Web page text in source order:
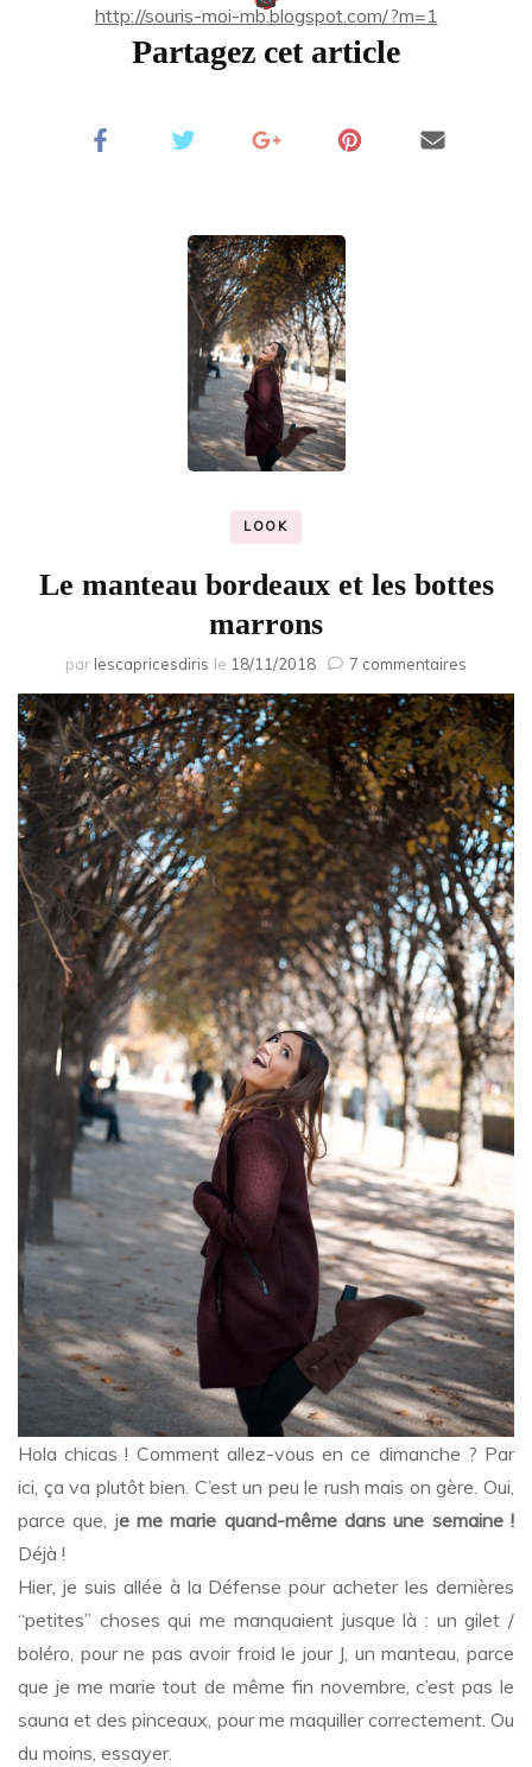
http://souris-moi-mb.blogspot.com/?m=1
Partagez cet article
LOOK
Le manteau bordeaux et les bottes
marrons
par lescapricesdiris le 18/11/2018 7 commentaires
et
les
bottes
marrons
Hola chicas ! Comment allez-vous en ce dimanche ? Par
ici, ça va plutôt bien. C’est un peu le rush mais on gère. Oui,
parce que, je me marie quand-même dans une semaine !
Déjà !
Hier, je suis allée à la Défense pour acheter les dernières
“petites” choses qui me manquaient jusque là : un gilet /
boléro, pour ne pas avoir froid le jour J, un manteau, parce
que je me marie tout de même fin novembre, c’est pas le
sauna et des pinceaux, pour me maquiller correctement. Ou
du moins, essayer.